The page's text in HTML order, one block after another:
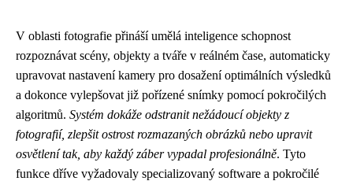
V oblasti fotografie přináší umělá inteligence schopnost
rozpoznávat scény, objekty a tváře v reálném čase, automaticky
upravovat nastavení kamery pro dosažení optimálních výsledků
a dokonce vylepšovat již pořízené snímky pomocí pokročilých
algoritmů. Systém dokáže odstranit nežádoucí objekty z
fotografií, zlepšit ostrost rozmazaných obrázků nebo upravit
osvětlení tak, aby každý záber vypadal profesionálně. Tyto
funkce dříve vyžadovaly specializovaný software a pokročilé